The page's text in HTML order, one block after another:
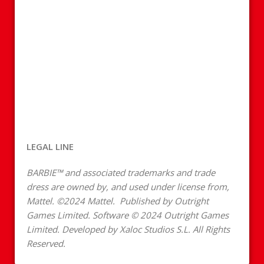
LEGAL LINE
BARBIE™ and associated trademarks and trade
dress are owned by, and used under license from,
Mattel. ©2024 Mattel. Published by Outright
Games Limited. Software © 2024 Outright Games
Limited. Developed by Xaloc Studios S.L. All Rights
Reserved.